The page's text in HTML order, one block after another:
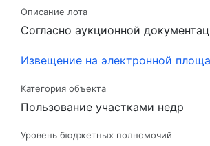
Описание лота
Согласно аукционной
Извещение на электронной
Категория объекта
Пользование участками недр
Уровень бюджетных полномочий